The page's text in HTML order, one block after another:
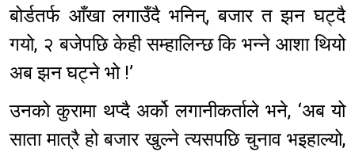
बोर्डतर्फ आँखा लगाउँदै भनिन्, बजार त झन घट्दै
गयो, २ बजेपछि केही सम्हालिन्छ कि भन्ने आशा थियो
अब झन घट्ने भो !’
उनको कुरामा थप्दै अर्को लगानीकर्ताले भने, ‘अब यो
साता मात्रै हो बजार खुल्ने त्यसपछि चुनाव भइहाल्यो,